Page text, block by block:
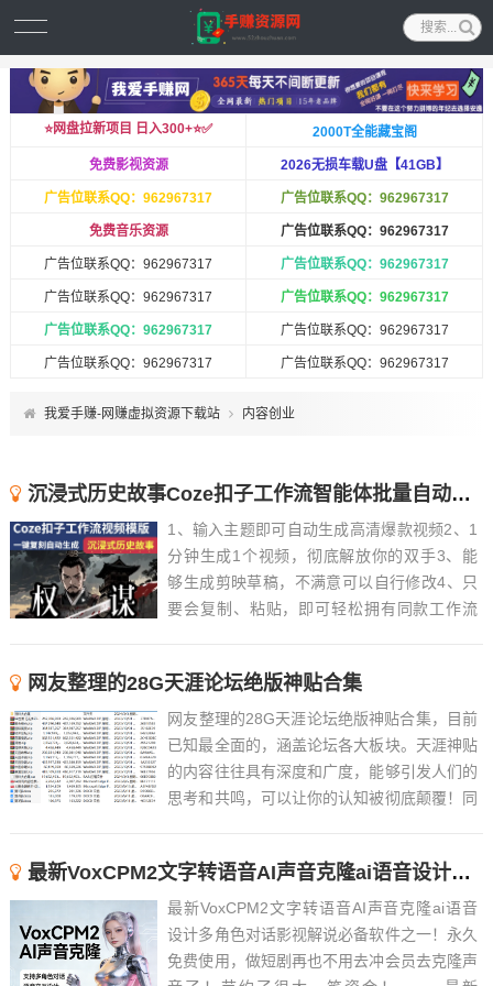
⭐️网盘拉新项目 日入300+⭐️✅ 2000T全能藏宝阁
免费影视资源 2026无损车载U盘【41GB】
广告位联系QQ：962967317 广告位联系QQ：962967317
免费音乐资源 广告位联系QQ：962967317
广告位联系QQ：962967317 广告位联系QQ：962967317
广告位联系QQ：962967317 广告位联系QQ：962967317
广告位联系QQ：962967317 广告位联系QQ：962967317
广告位联系QQ：962967317 广告位联系QQ：962967317
我爱手赚-网赚虚拟资源下载站 内容创业
沉浸式历史故事Coze扣子工作流智能体批量自动生成爆款视频教程
1、输入主题即可自动生成高清爆款视频2、1
分钟生成1个视频，彻底解放你的双手3、能
够生成剪映草稿，不满意可以自行修改4、只
要会复制、粘贴，即可轻松拥有同款工作流
网友整理的28G天涯论坛绝版神贴合集
网友整理的28G天涯论坛绝版神贴合集，目前
已知最全面的，涵盖论坛各大板块。天涯神贴
的内容往往具有深度和广度，能够引发人们的
思考和共鸣，可以让你的认知被彻底颠覆！同
过大的，可以先下载阅读天涯论坛的绝版神贴
合集精华版...
最新VoxCPM2文字转语音AI声音克隆ai语音设计多角色对话影视解说
最新VoxCPM2文字转语音AI声音克隆ai语音
设计多角色对话影视解说必备软件之一！永久
免费使用，做短剧再也不用去冲会员去克隆声